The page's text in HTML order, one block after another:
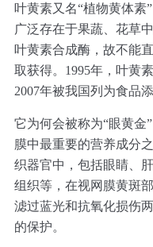
叶黄素又名“植物黄体素
广泛存在于果蔬、花草
叶黄素合成酶，故不能
取获得。1995年，叶黄
2007年被我国列为食品添
它为何会被称为“眼黄金
膜中最重要的营养成分
织器官中，包括眼睛、
组织等，在视网膜黄斑
滤过蓝光和抗氧化损伤
的保护。